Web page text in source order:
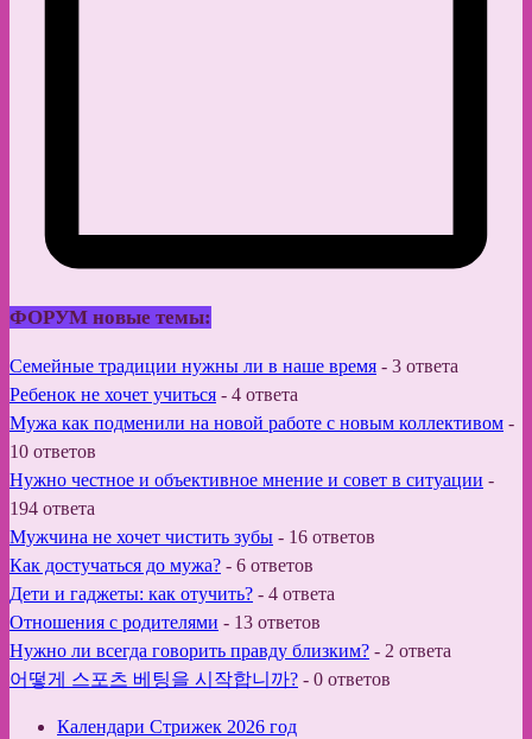
ФОРУМ новые темы:
Семейные традиции нужны ли в наше время - 3 ответа
Ребенок не хочет учиться - 4 ответа
Мужа как подменили на новой работе с новым коллективом -
10 ответов
Нужно честное и объективное мнение и совет в ситуации -
194 ответа
Мужчина не хочет чистить зубы - 16 ответов
Как достучаться до мужа? - 6 ответов
Дети и гаджеты: как отучить? - 4 ответа
Отношения с родителями - 13 ответов
Нужно ли всегда говорить правду близким? - 2 ответа
어떻게 스포츠 베팅을 시작합니까? - 0 ответов
Календари Стрижек 2026 год